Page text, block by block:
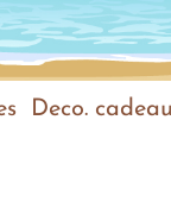
Deco.